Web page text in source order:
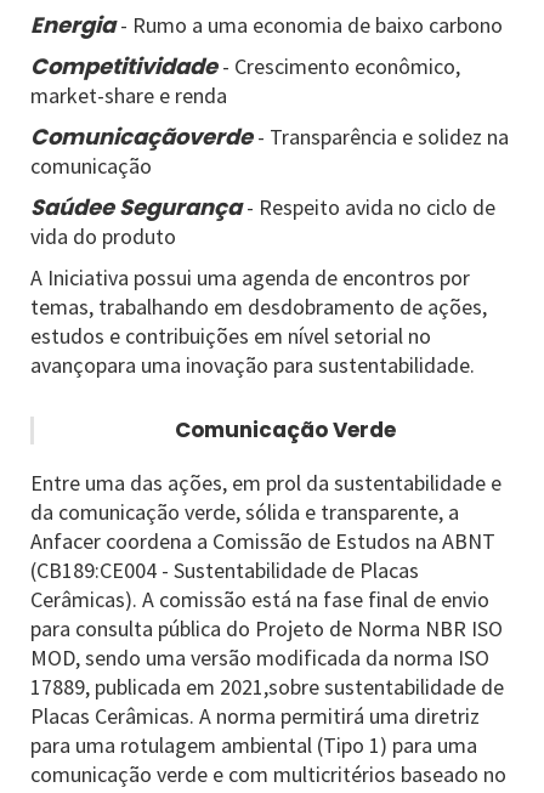
Energia- Rumo a uma economia de baixo carbono
Competitividade- Crescimento econômico,
market-share e renda
Comunicaçãoverde- Transparência e solidez na
comunicação
Saúdee Segurança- Respeito avida no ciclo de
vida do produto
A Iniciativa possui uma agenda de encontros por
temas, trabalhando em desdobramento de ações,
estudos e contribuições em nível setorial no
avançopara uma inovação para sustentabilidade.
Comunicação Verde
Entre uma das ações, em prol da sustentabilidade e
da comunicação verde, sólida e transparente, a
Anfacer coordena a Comissão de Estudos na ABNT
(CB189:CE004 - Sustentabilidade de Placas
Cerâmicas). A comissão está na fase final de envio
para consulta pública do Projeto de Norma NBR ISO
MOD, sendo uma versão modificada da norma ISO
17889, publicada em 2021,sobre sustentabilidade de
Placas Cerâmicas. A norma permitirá uma diretriz
para uma rotulagem ambiental (Tipo 1) para uma
comunicação verde e com multicritérios baseado no